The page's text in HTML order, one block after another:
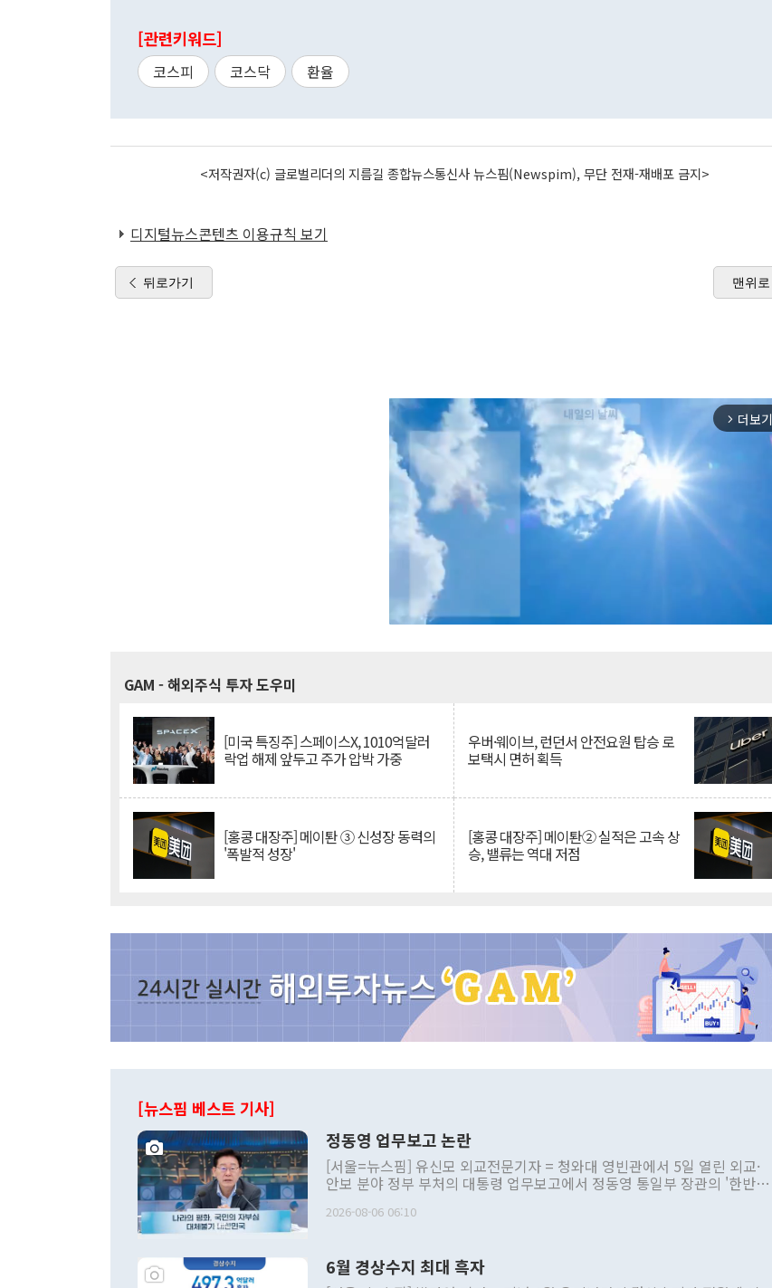
[관련키워드]
코스피 코스닥 환율
<저작권자(c) 글로벌리더의 지름길 종합뉴스통신사 뉴스핌(Newspim), 무단 전재-재배포 금지>
디지털뉴스콘텐츠 이용규칙 보기
뒤로가기 맨위로
arrow_forward_ios 더보기
GAM - 해외주식 투자 도우미
[미국 특징주] 스페이스X, 1010억달러
락업 해제 앞두고 주가 압박 가중
우버·웨이브, 런던서 안전요원 탑승 로
보택시 면허 획득
[홍콩 대장주] 메이퇀 ③ 신성장 동력의
'폭발적 성장'
[홍콩 대장주] 메이퇀② 실적은 고속 상
승, 밸류는 역대 저점
[뉴스핌 베스트 기사]
정동영 업무보고 논란
[서울=뉴스핌] 유신모 외교전문기자 = 청와대 영빈관에서 5일 열린 외교·
안보 분야 정부 부처의 대통령 업무보고에서 정동영 통일부 장관의 '한반도
발언 중에는 정부 내 조율을 거치지 않은 사안을 정책으로 추진하겠다고 공
주의적 희망에 근거한 비현실적 구상'이라는 비판을 내놨다. 그동안 정 장
2026-08-06 06:10
6월 경상수지 최대 흑자